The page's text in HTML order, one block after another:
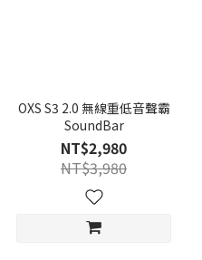
OXS S3 2.0 無線重低音聲霸
SoundBar
NT$2,980
NT$3,980